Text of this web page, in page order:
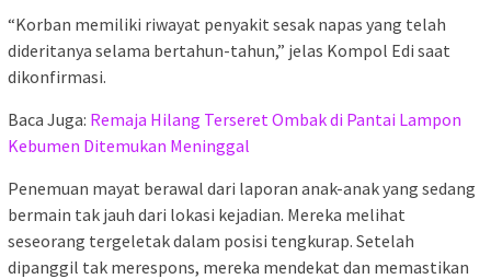
“Korban memiliki riwayat penyakit sesak napas yang telah
dideritanya selama bertahun-tahun,” jelas Kompol Edi saat
dikonfirmasi.
Baca Juga: Remaja Hilang Terseret Ombak di Pantai Lampon
Kebumen Ditemukan Meninggal
Penemuan mayat berawal dari laporan anak-anak yang sedang
bermain tak jauh dari lokasi kejadian. Mereka melihat
seseorang tergeletak dalam posisi tengkurap. Setelah
dipanggil tak merespons, mereka mendekat dan memastikan